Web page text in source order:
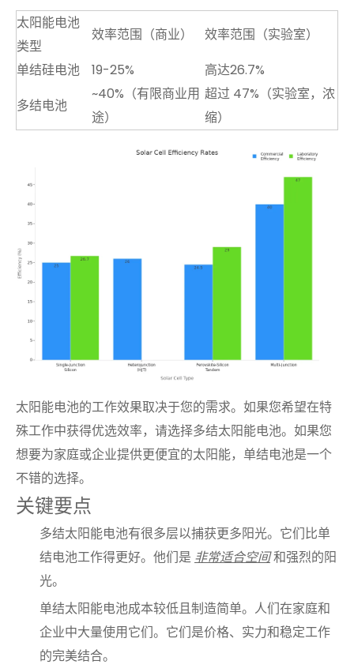
太阳能电池
类型
效率范围（商业）
效率范围（实验室）
单结硅电池
19-25%
高达26.7%
多结电池
~40%（有限商业用
途）
超过 47%（实验室，浓
缩）
太阳能电池的工作效果取决于您的需求。如果您希望在特
殊工作中获得优选效率，请选择多结太阳能电池。如果您
想要为家庭或企业提供更便宜的太阳能，单结电池是一个
不错的选择。
关键要点
多结太阳能电池有很多层以捕获更多阳光。它们比单
结电池工作得更好。他们是 非常适合空间和强烈的阳
光。
单结太阳能电池成本较低且制造简单。人们在家庭和
企业中大量使用它们。它们是价格、实力和稳定工作
的完美结合。